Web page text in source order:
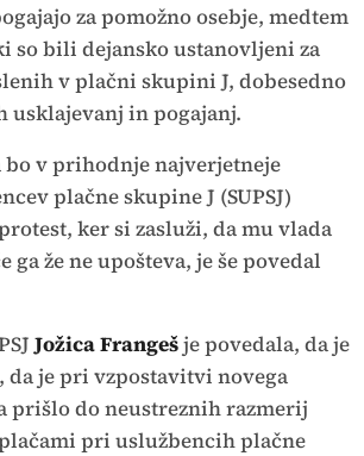
za pomožno osebje, medtem
so bili dejansko ustanovljeni za
v plačni skupini J, dobesedno
usklajevanj in pogajanj.
bo v prihodnje najverjetneje
plačne skupine J (SUPSJ)
ker si zasluži, da mu vlada
ga že ne upošteva, je še povedal
Jožica Frangešje povedala, da je
da je pri vzpostavitvi novega
prišlo do neustreznih razmerij
pri uslužbencih plačne